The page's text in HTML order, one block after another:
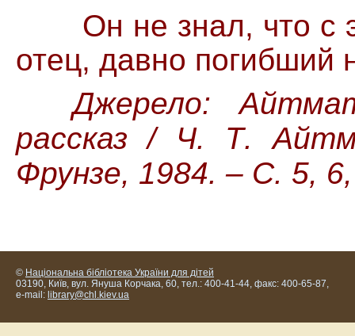
Он не знал, что с
отец, давно погибший
Джерело:
рассказ / Ч. Т.
Фрунзе, 1984. – С. 5,
© Національна бібліотека України для дітей
03190, Київ, вул. Януша Корчака, 60, тел.: 400-41-44, факс: 400-65-87,
e-mail: library@chl.kiev.ua